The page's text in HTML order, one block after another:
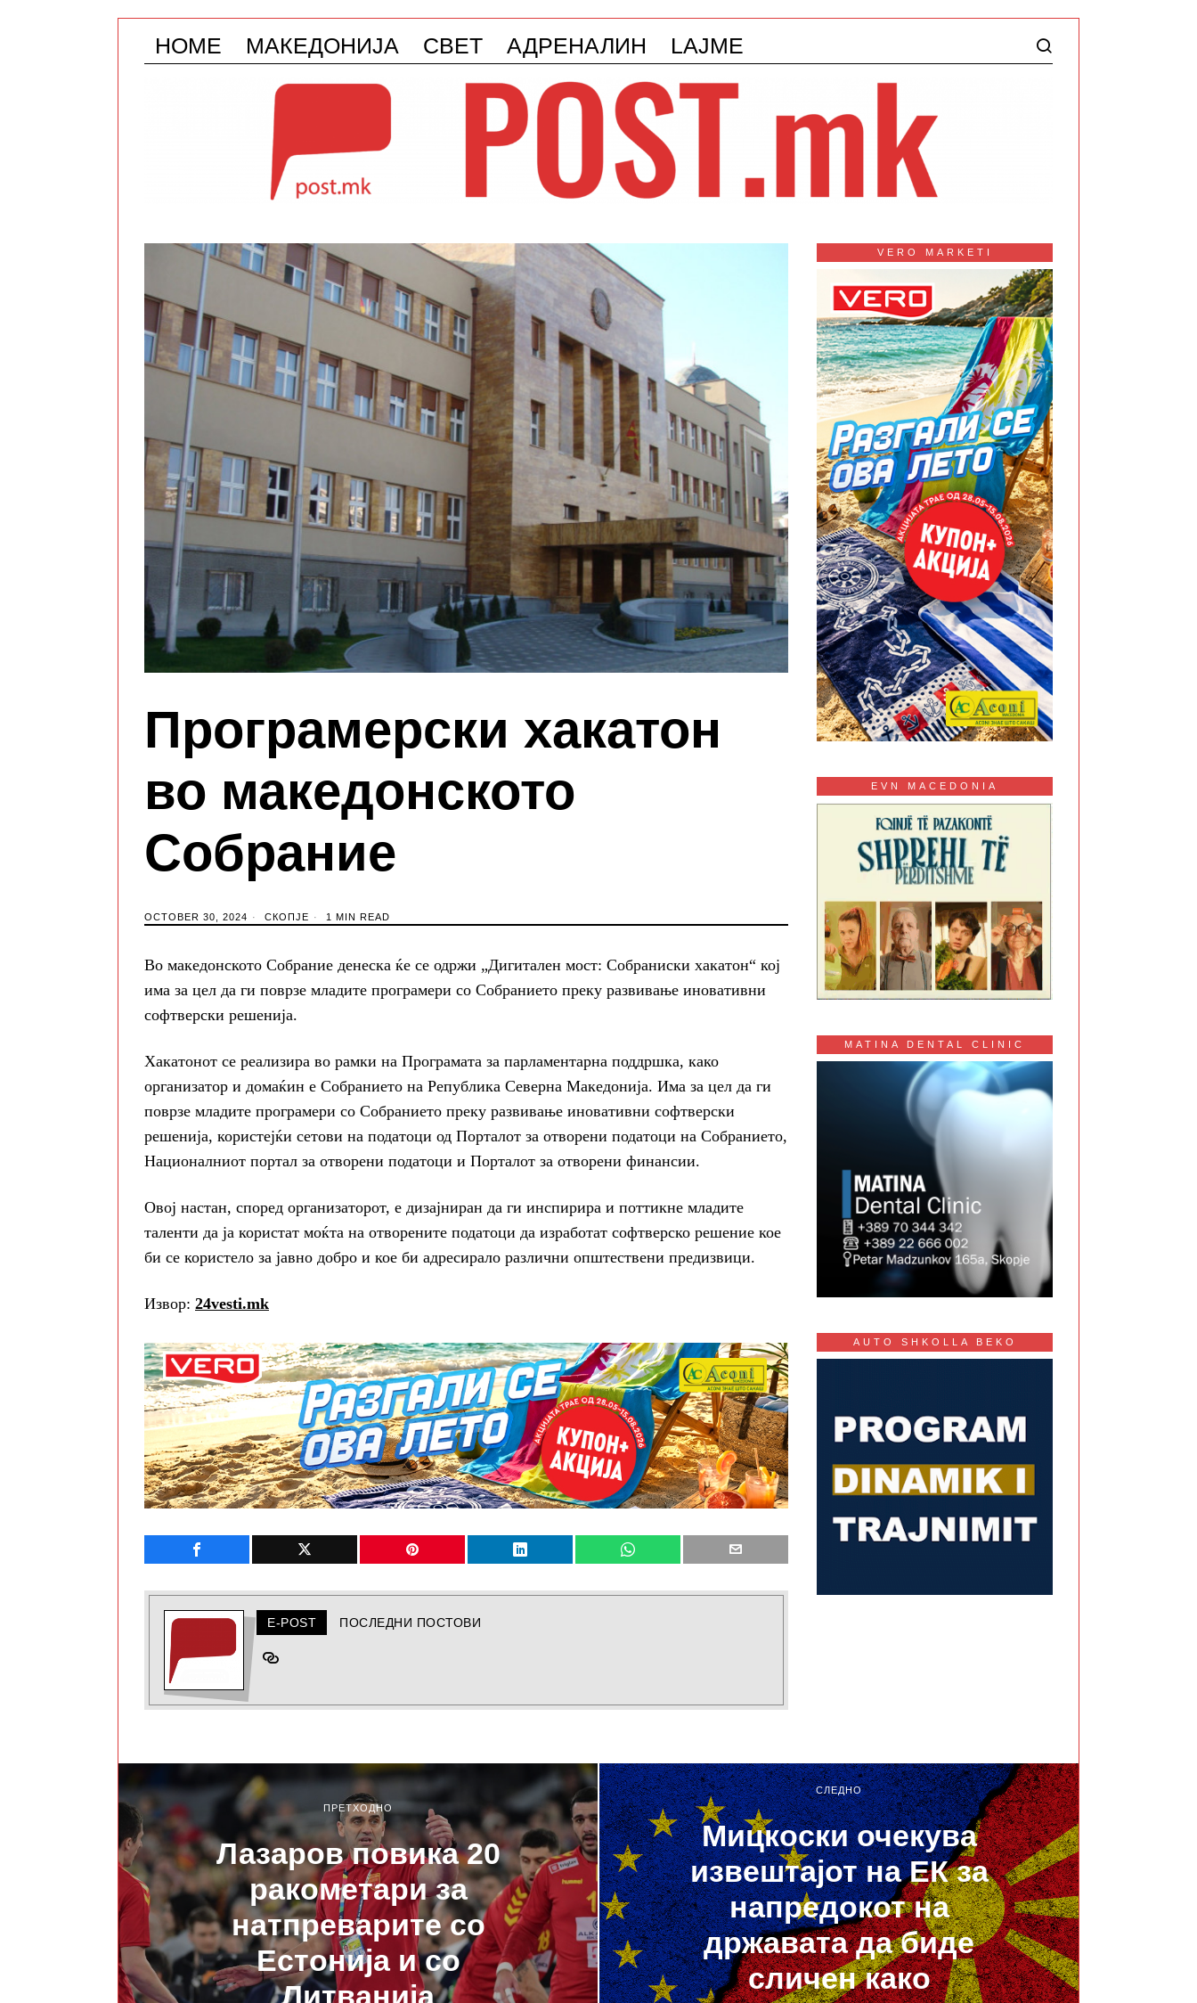
HOME МАКЕДОНИЈА СВЕТ АДРЕНАЛИН LAJME
Програмерски хакатон
во македонското
Собрание
OCTOBER 30, 2024 СКОПЈЕ 1 MIN READ
Во македонското Собрание денеска ќе се одржи „Дигитален мост: Собраниски хакатон“ кој
има за цел да ги поврзе младите програмери со Собранието преку развивање иновативни
софтверски решенија.
Хакатонот се реализира во рамки на Програмата за парламентарна поддршка, како
организатор и домаќин е Собранието на Република Северна Македонија. Има за цел да ги
поврзе младите програмери со Собранието преку развивање иновативни софтверски
решенија, користејќи сетови на податоци од Порталот за отворени податоци на Собранието,
Националниот портал за отворени податоци и Порталот за отворени финансии.
Овој настан, според организаторот, е дизајниран да ги инспирира и поттикне младите
таленти да ја користат моќта на отворените податоци да изработат софтверско решение кое
би се користело за јавно добро и кое би адресирало различни општествени предизвици.
Извор: 24vesti.mk
E-POST ПОСЛЕДНИ ПОСТОВИ
VERO MARKETI
EVN MACEDONIA
MATINA DENTAL CLINIC
AUTO SHKOLLA BEKO
ПРЕТХОДНО
Лазаров повика 20
ракометари за
натпреварите со
Естонија и со
Литванија
СЛЕДНО
Мицкоски очекува
извештајот на ЕК за
напредокот на
државата да биде
сличен како